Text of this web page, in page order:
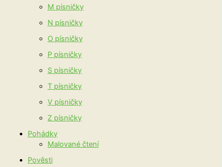
M písničky
N písničky
O písničky
P písničky
S písničky
T písničky
V písničky
Z písničky
Pohádky
Malované čtení
Pověsti